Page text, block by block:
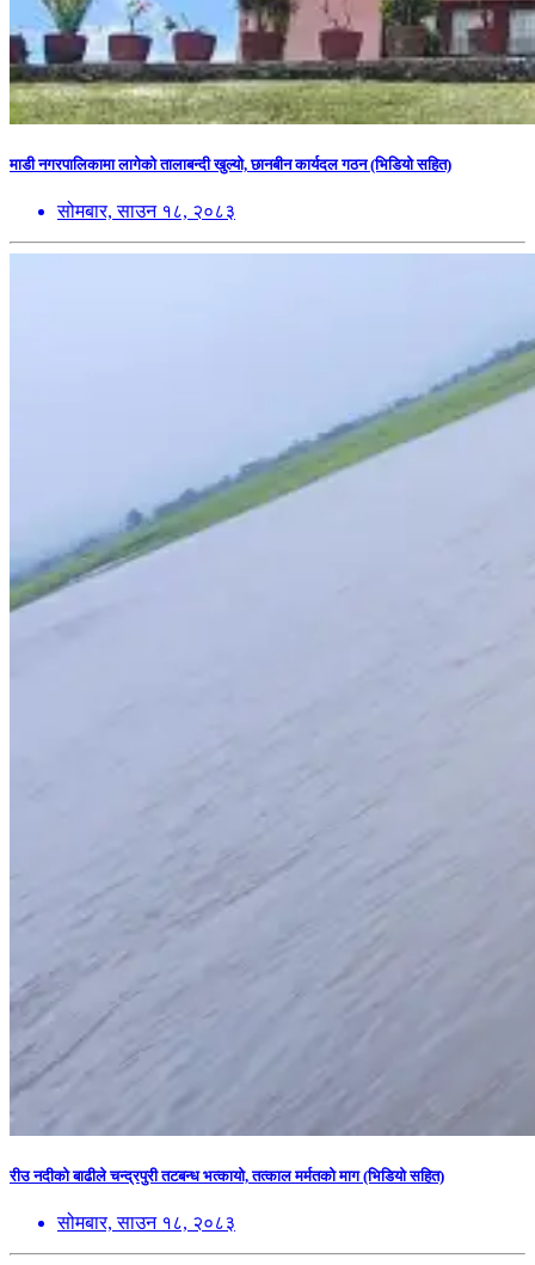
माडी नगरपालिकामा लागेको तालाबन्दी खुल्यो, छानबीन कार्यदल गठन (भिडियो सहित)
सोमबार, साउन १८, २०८३
रीउ नदीको बाढीले चन्द्रपुरी तटबन्ध भत्कायो, तत्काल मर्मतको माग (भिडियो सहित)
सोमबार, साउन १८, २०८३